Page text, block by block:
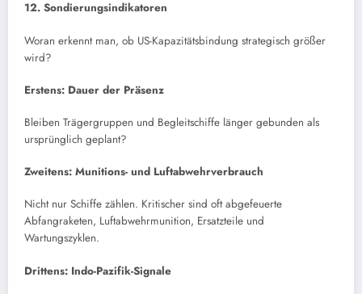
12. Sondierungsindikatoren
Woran erkennt man, ob US-Kapazitätsbindung strategisch größer
wird?
Erstens: Dauer der Präsenz
Bleiben Trägergruppen und Begleitschiffe länger gebunden als
ursprünglich geplant?
Zweitens: Munitions- und Luftabwehrverbrauch
Nicht nur Schiffe zählen. Kritischer sind oft abgefeuerte
Abfangraketen, Luftabwehrmunition, Ersatzteile und
Wartungszyklen.
Drittens: Indo-Pazifik-Signale